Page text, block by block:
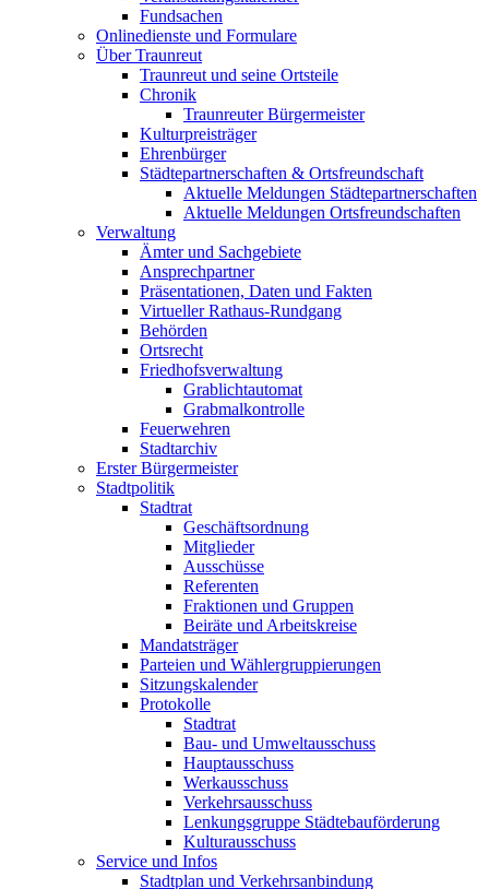
Fundsachen
Onlinedienste und Formulare
Über Traunreut
Traunreut und seine Ortsteile
Chronik
Traunreuter Bürgermeister
Kulturpreisträger
Ehrenbürger
Städtepartnerschaften & Ortsfreundschaft
Aktuelle Meldungen Städtepartnerschaften
Aktuelle Meldungen Ortsfreundschaften
Verwaltung
Ämter und Sachgebiete
Ansprechpartner
Präsentationen, Daten und Fakten
Virtueller Rathaus-Rundgang
Behörden
Ortsrecht
Friedhofsverwaltung
Grablichtautomat
Grabmalkontrolle
Feuerwehren
Stadtarchiv
Erster Bürgermeister
Stadtpolitik
Stadtrat
Geschäftsordnung
Mitglieder
Ausschüsse
Referenten
Fraktionen und Gruppen
Beiräte und Arbeitskreise
Mandatsträger
Parteien und Wählergruppierungen
Sitzungskalender
Protokolle
Stadtrat
Bau- und Umweltausschuss
Hauptausschuss
Werkausschuss
Verkehrsausschuss
Lenkungsgruppe Städtebauförderung
Kulturausschuss
Service und Infos
Stadtplan und Verkehrsanbindung